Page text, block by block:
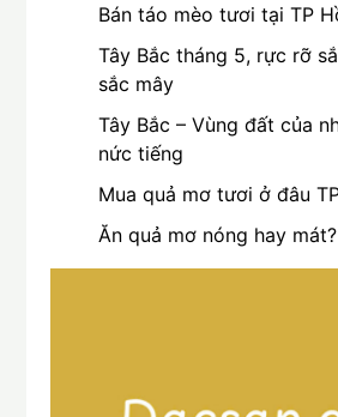
Bán táo mèo tươi tại TP
Tây Bắc tháng 5, rực rỡ
sắc mây
Tây Bắc – Vùng đất của
nức tiếng
Mua quả mơ tươi ở đâu
Ăn quả mơ nóng hay mát?